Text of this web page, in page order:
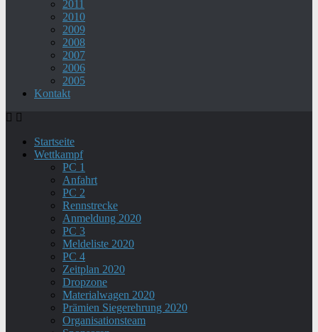
2011
2010
2009
2008
2007
2006
2005
Kontakt
Startseite
Wettkampf
PC 1
Anfahrt
PC 2
Rennstrecke
Anmeldung 2020
PC 3
Meldeliste 2020
PC 4
Zeitplan 2020
Dropzone
Materialwagen 2020
Prämien Siegerehrung 2020
Organisationsteam